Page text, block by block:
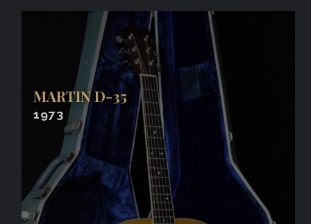
MARTIN D-35
1973